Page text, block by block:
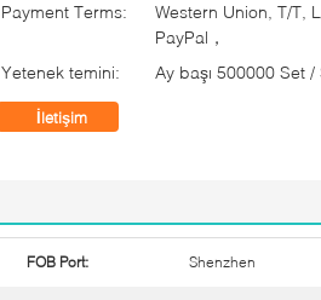
Payment Terms:
Western Union, T/T,
PayPal，
Yetenek temini:
Ay başı 500000 Set /
İletişim
FOB Port: Shenzhen